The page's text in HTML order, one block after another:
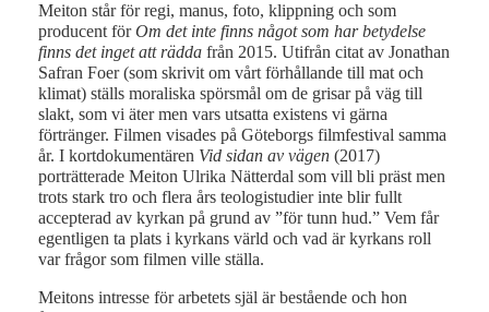
Meiton står för regi, manus, foto, klippning och som
producent förOm det inte finns något som har betydelse
finns det inget att rädda från 2015. Utifrån citat av Jonathan
Safran Foer (som skrivit om vårt förhållande till mat och
klimat) ställs moraliska spörsmål om de grisar på väg till
slakt, som vi äter men vars utsatta existens vi gärna
förtränger. Filmen visades på Göteborgs filmfestival samma
år. I kortdokumentären Vid sidan av vägen (2017)
porträtterade Meiton Ulrika Nätterdal som vill bli präst men
trots stark tro och flera års teologistudier inte blir fullt
accepterad av kyrkan på grund av ”för tunn hud.” Vem får
egentligen ta plats i kyrkans värld och vad är kyrkans roll
var frågor som filmen ville ställa.
Meitons intresse för arbetets själ är bestående och hon